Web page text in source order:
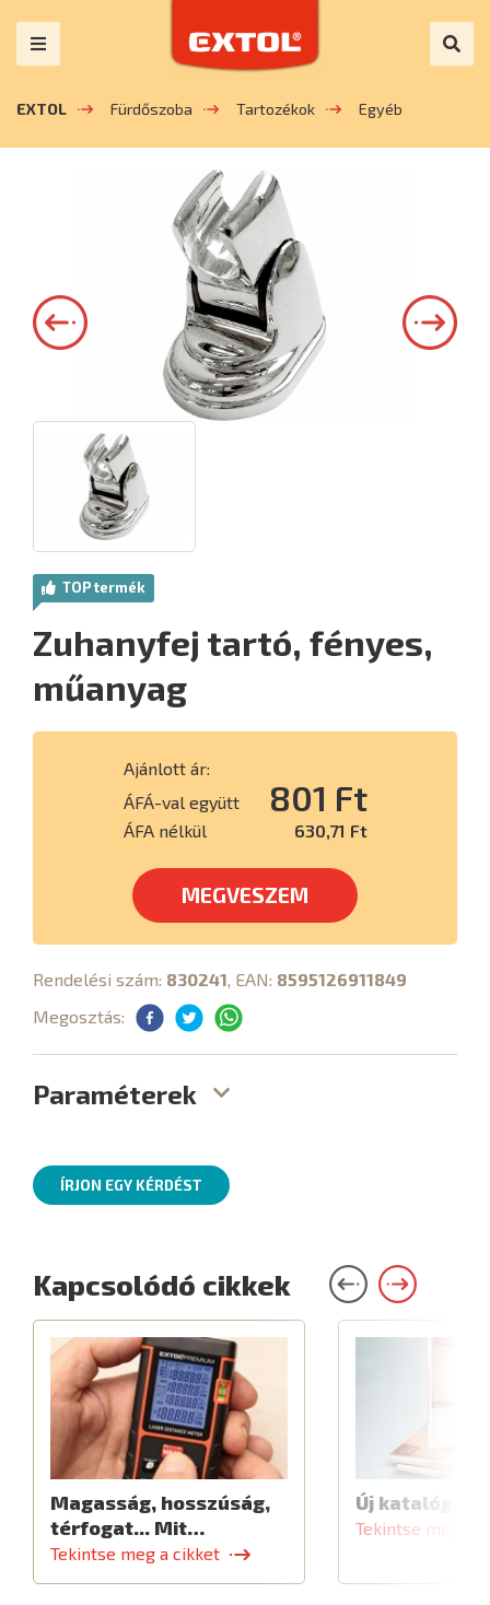
EXTOL Fürdőszoba Tartozékok Egyéb
TOP termék
Zuhanyfej tartó, fényes,
műanyag
Ajánlott ár:
ÁFÁ-val együtt
801 Ft
ÁFA nélkül 630,71 Ft
MEGVESZEM
Rendelési szám: 830241 , EAN: 8595126911849
Megosztás:
Paraméterek
ÍRJON EGY KÉRDÉST
Kapcsolódó cikkek
Magasság, hosszúság,
térfogat... Mit…
Tekintse meg a cikket
Új katalógus
Tekintse meg a